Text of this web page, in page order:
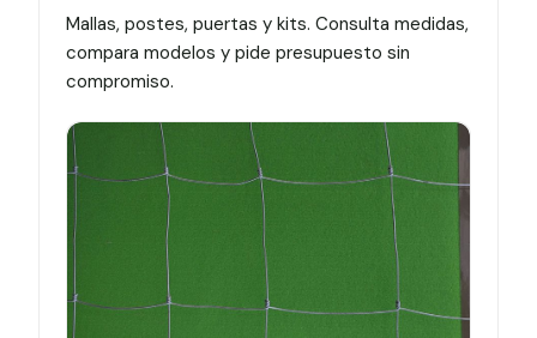
Mallas, postes, puertas y kits. Consulta medidas,
compara modelos y pide presupuesto sin
compromiso.